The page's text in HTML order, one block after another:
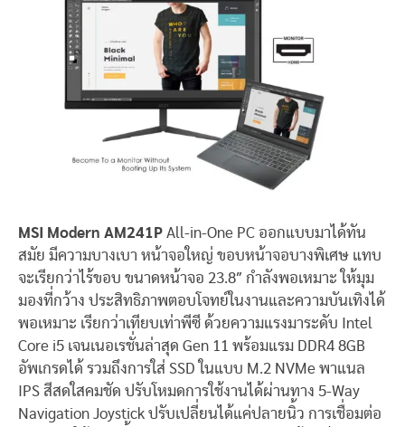
MSI Modern AM241P All-in-One PC ออกแบบมาได้ทัน
สมัย มีความบางเบา หน้าจอใหญ่ ขอบหน้าจอบางพิเศษ แทบ
จะเรียกว่าไร้ขอบ ขนาดหน้าจอ 23.8″ กำลังพอเหมาะ ให้มุม
มองที่กว้าง ประสิทธิภาพตอบโจทย์ในงานและความบันเทิงได้
พอเหมาะ เรียกว่าเทียบเท่าพีซี ด้วยความแรงมาระดับ Intel
Core i5 เจนเนอเรชั่นล่าสุด Gen 11 พร้อมแรม DDR4 8GB
อัพเกรดได้ รวมถึงการใส่ SSD ในแบบ M.2 NVMe พาแนล
IPS สีสดใสคมชัด ปรับโหมดการใช้งานได้ผ่านทาง 5-Way
Navigation Joystick ปรับเปลี่ยนได้แค่ปลายนิ้ว การเชื่อมต่อ